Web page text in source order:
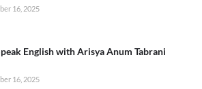
16, 2025
English with Arisya Anum Tabrani
16, 2025